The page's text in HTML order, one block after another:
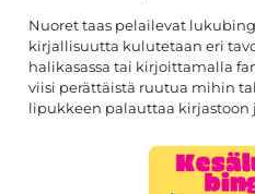
Nuoret taas pelailevat
kirjallisuutta kulutetaan eri
halikasassa tai kirjoittamalla
viisi perättäistä ruutua mihin
lipukkeen palauttaa kirjastoon